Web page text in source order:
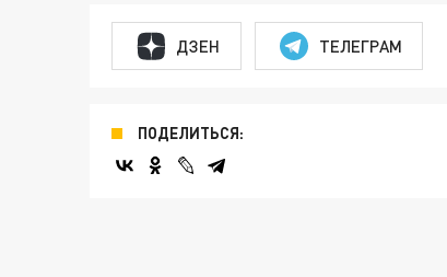
ДЗЕН ТЕЛЕГРАМ
ПОДЕЛИТЬСЯ: